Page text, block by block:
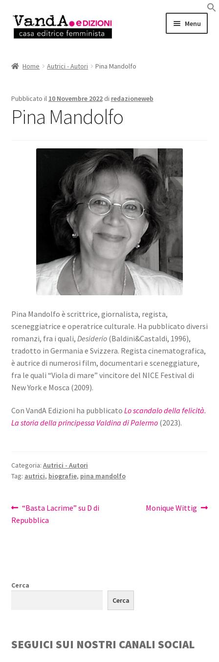
Vai
alla
Vai
al
Menu
AUTRICI e AUTORI
Home Autrici - Autori Pina Mandolfo
Pubblicato il 10 Novembre 2022 di redazioneweb
Pina Mandolfo
Pina Mandolfo è scrittrice, giornalista, regista,
sceneggiatrice e operatrice culturale. Ha pubblicato diversi
romanzi, fra i quali, Desiderio (Baldini&Castaldi, 1996),
tradotto in Germania e Svizzera. Regista cinematografica,
è autrice di numerosi film, documentari e sceneggiature,
fra le quali “Viola di mare” vincitore del NICE Festival di
New York e Mosca (2009).
Con VandA Edizioni ha pubblicato Lo scandalo della felicità.
La storia della principessa Valdina di Palermo (2023).
Categoria: Autrici - Autori
Tag: autrici, biografie, pina mandolfo
Navigazione
articoli
Articolo
precedente:
“Basta Lacrime” su D di
Repubblica
Articolo
Monique Wittig
Cerca
Cerca
SEGUICI SUI NOSTRI CANALI SOCIAL